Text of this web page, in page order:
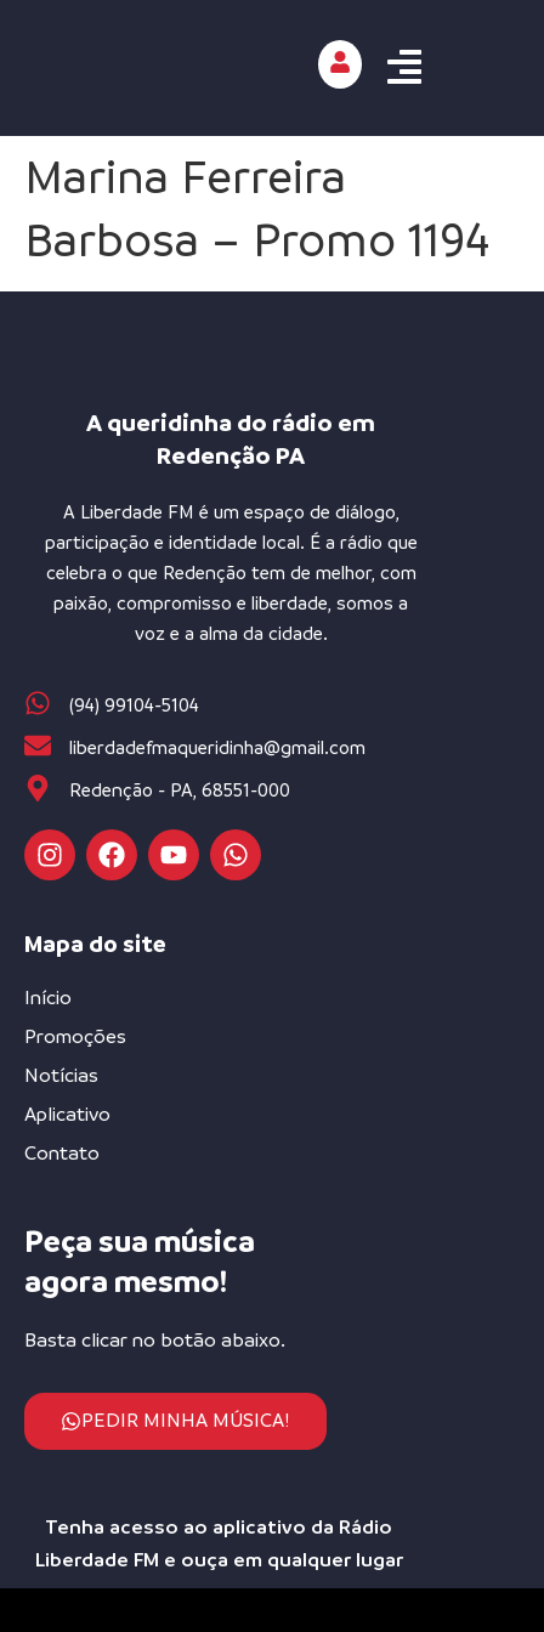
Marina Ferreira
Barbosa – Promo 1194
A queridinha do rádio em
Redenção PA
A Liberdade FM é um espaço de diálogo,
participação e identidade local. É a rádio que
celebra o que Redenção tem de melhor, com
paixão, compromisso e liberdade, somos a
voz e a alma da cidade.
(94) 99104-5104
liberdadefmaqueridinha@gmail.com
Redenção - PA, 68551-000
Mapa do site
Início
Promoções
Notícias
Aplicativo
Contato
Peça sua música
agora mesmo!
Basta clicar no botão abaixo.
PEDIR MINHA MÚSICA!
Tenha acesso ao aplicativo da Rádio
Liberdade FM e ouça em qualquer lugar